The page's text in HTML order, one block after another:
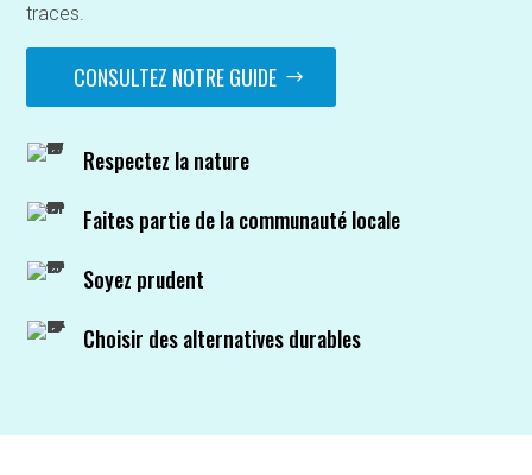
traces.
CONSULTEZ NOTRE GUIDE
Respectez la nature
Faites partie de la communauté locale
Soyez prudent
Choisir des alternatives durables